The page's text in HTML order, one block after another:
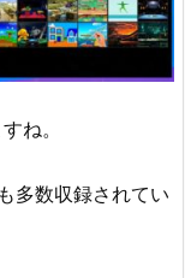
ね。
多数収録されてい